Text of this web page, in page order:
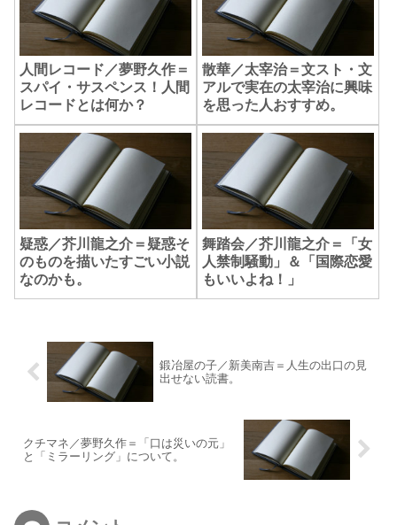
人間レコード／夢野久作＝
スパイ・サスペンス！人間
レコードとは何か？
散華／太宰治＝文スト・文
アルで実在の太宰治に興味
を思った人おすすめ。
疑惑／芥川龍之介＝疑惑そ
のものを描いたすごい小説
なのかも。
舞踏会／芥川龍之介＝「女
人禁制騒動」＆「国際恋愛
もいいよね！」
鍛冶屋の子／新美南吉＝人生の出口の見
出せない読書。
クチマネ／夢野久作＝「口は災いの元」
と「ミラーリング」について。